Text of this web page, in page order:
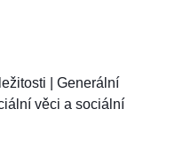
Generální
věci a sociální